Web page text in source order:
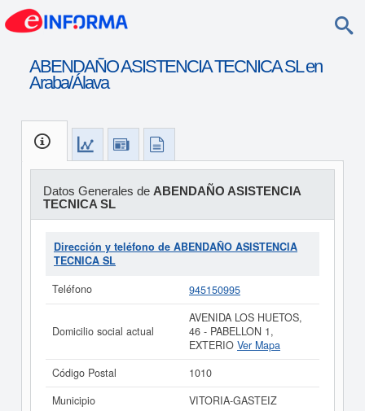
ABENDAÑO ASISTENCIA TECNICA SL en
Araba/Álava
Datos Generales de ABENDAÑO ASISTENCIA
TECNICA SL
Dirección y teléfono de ABENDAÑO ASISTENCIA
TECNICA SL
Teléfono
945150995
Domicilio social actual
AVENIDA LOS HUETOS,
46 - PABELLON 1,
EXTERIO Ver Mapa
Código Postal
1010
Municipio
VITORIA-GASTEIZ